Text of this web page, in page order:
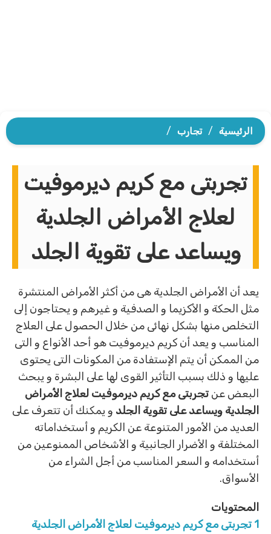
الرئيسية / تجارب /
تجربتى مع كريم ديرموفيت
لعلاج الأمراض الجلدية
ويساعد على تقوية الجلد
يعد أن الأمراض الجلدية هى من أكثر الأمراض المنتشرة
مثل الحكة و الأكزيما و الصدفية و غيرهم و يحتاجون إلى
التخلص منها بشكل نهائى من خلال الحصول على العلاج
المناسب و يعد أن كريم ديرموفيت هو أحد الأنواع و التى
من الممكن أن يتم الإستفادة من المكونات التى يحتوى
عليها و ذلك بسبب التأثير القوى لها على البشرة و يبحث
البعض عن تجربتى مع كريم ديرموفيت لعلاج الأمراض
الجلدية ويساعد على تقوية الجلد و يمكنك أن تتعرف على
العديد من الأمور المتنوعة عن الكريم و أستخداماته
المختلفة و الأضرار الجانبية و الأشخاص الممنوعين من
أستخدامه و السعر المناسب من أجل الشراء من
الأسواق.
المحتويات
1 تجربتى مع كريم ديرموفيت لعلاج الأمراض الجلدية